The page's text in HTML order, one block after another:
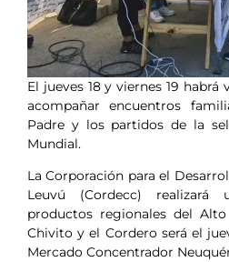
El jueves 18 y viernes 19
acompañar encuentros
Padre y los partidos de la
Mundial.
La Corporación para el
Leuvú (Cordecc)
productos regionales del
Chivito y el Cordero será el
Mercado Concentrador